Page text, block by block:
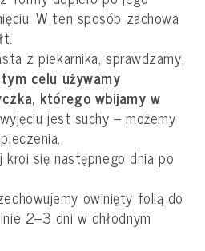
W ten sposób zachowa
z piekarnika, sprawdzamy,
celu używamy
którego wbijamy w
jest suchy – możemy
się następnego dnia po
owinięty folią do
2–3 dni w chłodnym